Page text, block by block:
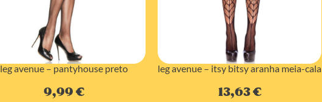
leg avenue – pantyhouse preto
9,99€
leg avenue – itsy bitsy aranha meia-cala
13,63€